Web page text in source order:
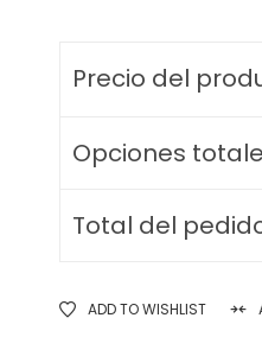
Precio del
Opciones
Total del
ADD TO WISHLIST